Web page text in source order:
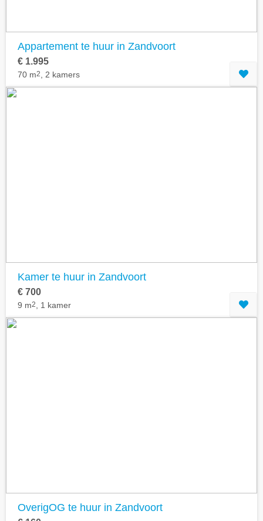
Appartement te huur in Zandvoort
€ 1.995
70 m2 , 2 kamers
Kamer te huur in Zandvoort
€ 700
9 m2 , 1 kamer
OverigOG te huur in Zandvoort